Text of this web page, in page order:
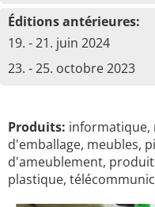
Éditions antérieures:
19. - 21. juin 2024
23. - 25. octobre 2023
Produits: informatique,
d'emballage, meubles,
d'ameublement,
plastique,